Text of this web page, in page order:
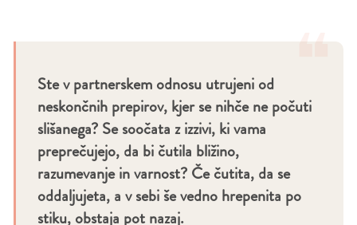
Ste v partnerskem odnosu utrujeni od
neskončnih prepirov, kjer se nihče ne počuti
slišanega? Se soočata z izzivi, ki vama
preprečujejo, da bi čutila bližino,
razumevanje in varnost? Če čutita, da se
oddaljujeta, a v sebi še vedno hrepenita po
stiku, obstaja pot nazaj.
❝